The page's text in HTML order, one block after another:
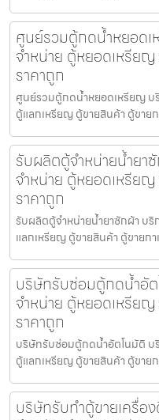
ศูนย์รวมตู้กดน้ำ​หยอด
จำหน่าย ตู้หยอดเหรีย
ราคาถูก
ศูนย์รวมตู้กดน้ำ​หยอดเหรียญ บ
ตู้แลกเหรียญ ตู้ขายสินค้า ตู้ขาย
รับผลิตตู้จำหน่ายน้ำยา
จำหน่าย ตู้หยอดเหรีย
ราคาถูก
รับผลิตตู้จำหน่ายน้ำยาซักผ้า บ
แลกเหรียญ ตู้ขายสินค้า ตู้ขายก
บริษัทรับซ่อมตู้กดน้ำ​อั
จำหน่าย ตู้หยอดเหรีย
ราคาถูก
บริษัทรับซ่อมตู้กดน้ำ​อัตโนมัติ บ
ตู้แลกเหรียญ ตู้ขายสินค้า ตู้ขาย
บริษัทรับทำตู้ขายเครื่อ